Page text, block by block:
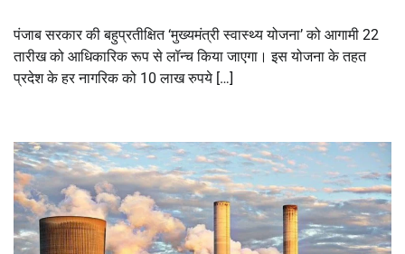
पंजाब सरकार की बहुप्रतीक्षित ‘मुख्यमंत्री स्वास्थ्य योजना’ को आगामी 22
तारीख को आधिकारिक रूप से लॉन्च किया जाएगा। इस योजना के तहत
प्रदेश के हर नागरिक को 10 लाख रुपये […]